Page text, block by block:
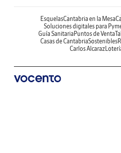
EsquelasCantabria en la Mesa
Soluciones digitales para
Guía SanitariaPuntos de Venta
Casas de CantabriaSostenibles
Carlos Alcaraz